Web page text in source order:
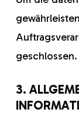
geschlossen.
3.